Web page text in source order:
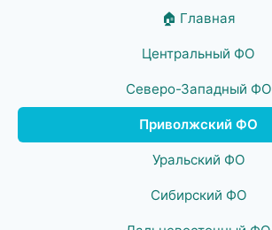
🏠 Главная
Центральный ФО
Северо-Западный ФО
Приволжский ФО
Уральский ФО
Сибирский ФО